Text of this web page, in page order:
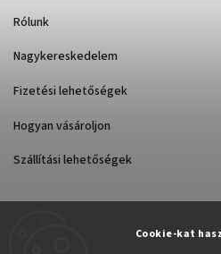
Cookie-kat
Rólunk
Nagykereskedelem
Fizetési lehetőségek
Hogyan vásároljon
Szállítási lehetőségek